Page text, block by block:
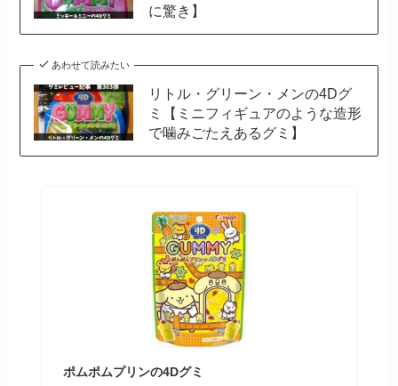
に驚き】
あわせて読みたい
リトル・グリーン・メンの4Dグ
ミ【ミニフィギュアのような造形
で噛みごたえあるグミ】
ポムポムプリンの4Dグミ